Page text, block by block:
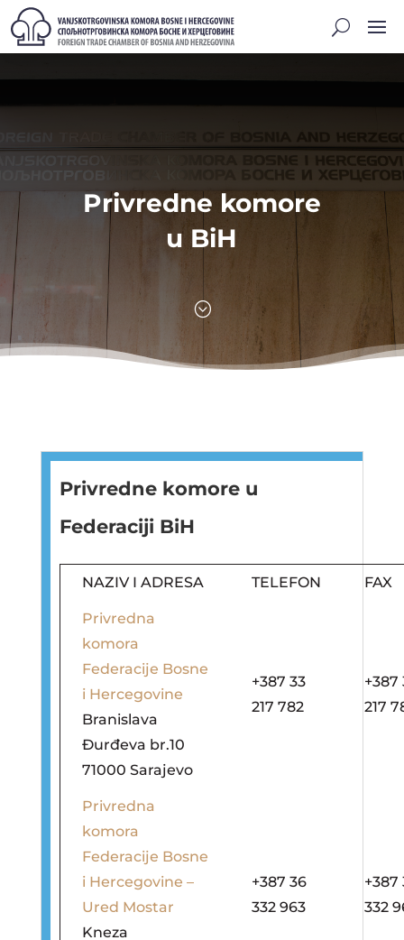
Privredne komore
u BiH
;
Privredne komore u
Federaciji BiH
NAZIV I ADRESA TELEFON FAX
Privredna
komora
Federacije Bosne
i Hercegovine
Branislava
Đurđeva br.10
71000 Sarajevo
+387 33
217 782
+387
217
Privredna
komora
Federacije Bosne
i Hercegovine –
Ured Mostar
Kneza
+387 36
332 963
+387
332